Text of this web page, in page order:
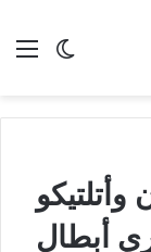
الوضع
أبطال